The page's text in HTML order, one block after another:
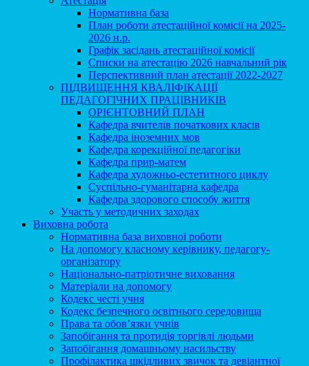
Нормативна база
План роботи атестаційної комісії на 2025-
2026 н.р.
Графік засідань атестаційної комісії
Списки на атестацію 2026 навчальний рік
Перспективний план атестації 2022-2027
ПІДВИЩЕННЯ КВАЛІФІКАЦІЇ
ПЕДАГОГІЧНИХ ПРАЦІВНИКІВ
ОРІЄНТОВНИЙ ПЛАН
Кафедра вчителів початкових класів
Кафедра іноземних мов
Кафедра корекційної педагогіки
Кафедра прир-матем
Кафедра художньо-естетитного циклу
Суспільно-гуманітарна кафедра
Кафедра здорового способу життя
Участь у методичних заходах
Виховна робота
Нормативна база виховної роботи
На допомогу класному керівнику, педагогу-
організатору
Національно-патріотичне виховання
Матеріали на допомогу
Кодекс честі учня
Кодекс безпечного освітнього середовища
Права та обов’язки учнів
Запобігання та протидія торгівлі людьми
Запобігання домашньому насильству
Профілактика шкідливих звичок та девіантної